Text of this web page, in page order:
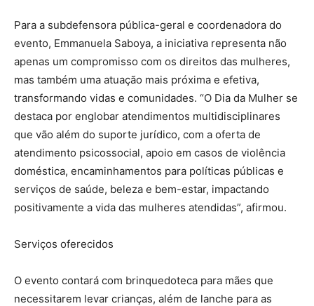
Para a subdefensora pública-geral e coordenadora do
evento, Emmanuela Saboya, a iniciativa representa não
apenas um compromisso com os direitos das mulheres,
mas também uma atuação mais próxima e efetiva,
transformando vidas e comunidades. “O Dia da Mulher se
destaca por englobar atendimentos multidisciplinares
que vão além do suporte jurídico, com a oferta de
atendimento psicossocial, apoio em casos de violência
doméstica, encaminhamentos para políticas públicas e
serviços de saúde, beleza e bem-estar, impactando
positivamente a vida das mulheres atendidas”, afirmou.
Serviços oferecidos
O evento contará com brinquedoteca para mães que
necessitarem levar crianças, além de lanche para as